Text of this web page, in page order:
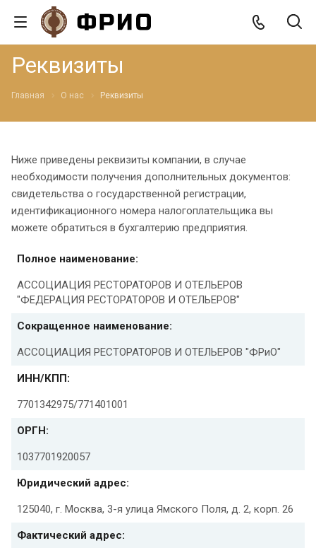
Реквизиты
Главная О нас Реквизиты
Ниже приведены реквизиты компании, в случае
необходимости получения дополнительных документов:
свидетельства о государственной регистрации,
идентификационного номера налогоплательщика вы
можете обратиться в бухгалтерию предприятия.
Полное наименование:
АССОЦИАЦИЯ РЕСТОРАТОРОВ И ОТЕЛЬЕРОВ
"ФЕДЕРАЦИЯ РЕСТОРАТОРОВ И ОТЕЛЬЕРОВ"
Сокращенное наименование:
АССОЦИАЦИЯ РЕСТОРАТОРОВ И ОТЕЛЬЕРОВ "ФРиО"
ИНН/КПП:
7701342975/771401001
ОРГН:
1037701920057
Юридический адрес:
125040, г. Москва, 3-я улица Ямского Поля, д. 2, корп. 26
Фактический адрес: